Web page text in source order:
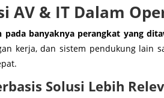
AV & IT Dalam
pada banyaknya perangkat yang
kerja, dan sistem pendukung lain
Solusi Lebih